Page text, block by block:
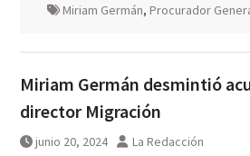
Miriam Germán, Procurador
Miriam Germán desmintió
director Migración
junio 20, 2024 La Redacción